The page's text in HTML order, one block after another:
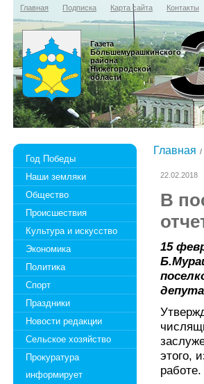
Главная Подписка Карта сайта Контакты
Газета
Большемурашкинского
района
Нижегородской
области
Год Победы
Наши земляки
Общество
Происшествия
Культура и искусство
Экономика
Политика
Спорт
Праздники
Новости редакции
Сельское хозяйство
Прокуратура
информирует
Главная
22.02.2018
В
15
этого,
работе.